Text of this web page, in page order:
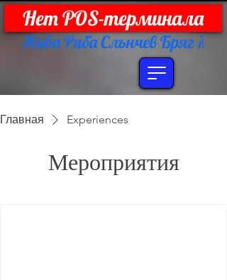
Жива Риба Слънчев Бряг
Нет POS-терминала
Главная Experiences
Мероприятия